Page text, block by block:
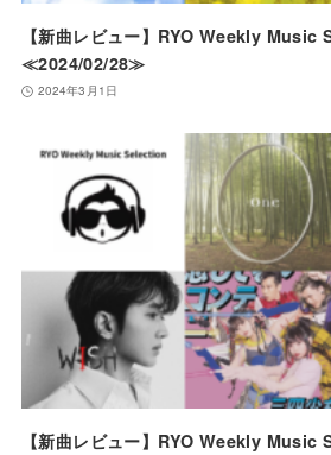
【新曲レビュー】RYO Weekly
≪2024/02/28≫
2024年3月1日
【新曲レビュー】RYO Weekly